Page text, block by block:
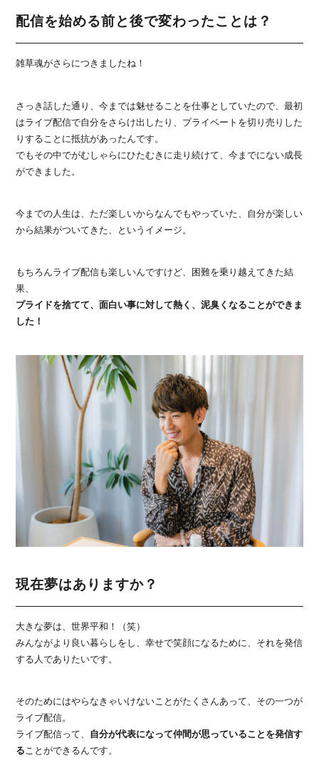
配信を始める前と後で変わったことは？
雑草魂がさらにつきましたね！
さっき話した通り、今までは魅せることを仕事としていたので、最初
はライブ配信で自分をさらけ出したり、プライベートを切り売りした
りすることに抵抗があったんです。
でもその中でがむしゃらにひたむきに走り続けて、今までにない成長
ができました。
今までの人生は、ただ楽しいからなんでもやっていた、自分が楽しい
から結果がついてきた、というイメージ。
もちろんライブ配信も楽しいんですけど、困難を乗り越えてきた結
果、
プライドを捨てて、面白い事に対して熱く、泥臭くなることができま
した！
現在夢はありますか？
大きな夢は、世界平和！（笑）
みんながより良い暮らしをし、幸せで笑顔になるために、それを発信
する人でありたいです。
そのためにはやらなきゃいけないことがたくさんあって、その一つが
ライブ配信。
ライブ配信って、 自分が代表になって仲間が思っていることを発信す
ることができるんです。